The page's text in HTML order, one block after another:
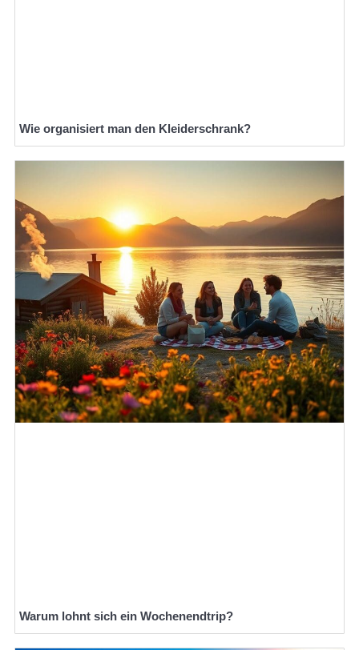
Wie organisiert man den Kleiderschrank?
Warum lohnt sich ein Wochenendtrip?